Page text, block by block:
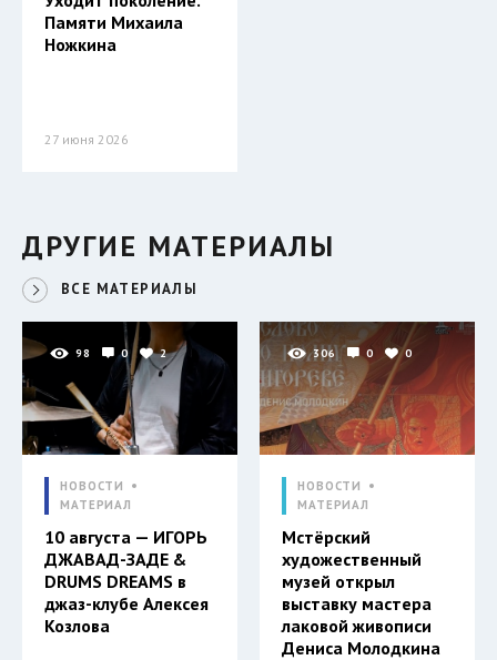
Памяти Михаила
Ножкина
27 июня 2026
ДРУГИЕ МАТЕРИАЛЫ
ВСЕ МАТЕРИАЛЫ
98 0 2
НОВОСТИ
МАТЕРИАЛ
10 августа — ИГОРЬ
ДЖАВАД-ЗАДЕ &
DRUMS DREAMS в
джаз-клубе Алексея
Козлова
306 0 0
НОВОСТИ
МАТЕРИАЛ
Мстёрский
художественный
музей открыл
выставку мастера
лаковой живописи
Дениса Молодкина